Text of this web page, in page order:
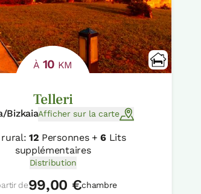
À 10 KM
Telleri
BizkaiaAfficher sur la carte
rural:12 Personnes +6Lits
supplémentaires
Distribution
de99,00 €chambre